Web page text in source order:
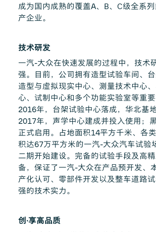
成为国内成熟的覆盖A、B、C级全系
产企业。
技术研发
一汽-大众在快速发展的过程中，技术
强。目前，公司拥有造型试验车间、台
造型与虚拟现实中心、测量技术中心
心、试制中心和多个功能实验室等重要
2016年，台架试验中心落成，华北基
2017年，声学中心建成并投入使用；
正式启用。占地面积14平方千米、各
积达67万平方米的一汽-大众汽车试验
二期开始建设。完备的试验手段及高
备，保证了一汽-大众在产品预开发、
产化认可、零部件开发以及整车道路
强的技术实力。
创·享高品质